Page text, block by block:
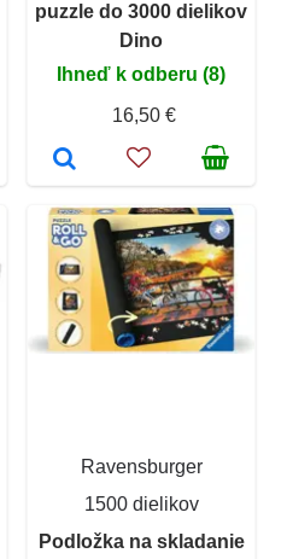
puzzle do 3000 dielikov
Dino
Ihneď k odberu (8)
16,50 €
Ravensburger
1500 dielikov
Podložka na skladanie